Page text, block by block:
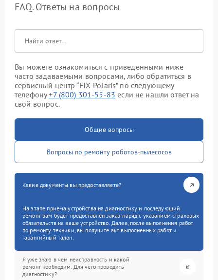
FAQ. Ответы на вопросы
Вы можете ознакомиться с приведенными ниже
часто задаваемыми вопросами, либо обратиться в
сервисный центр “FIX-Polaris” по следующему
телефону+7 (800) 301-55-83 если не нашли ответ на
свой вопрос.
Общие вопросы
Вопросы по ремонту роботов-пылесосов
Какие документы вы предоставляете?
На этапе приема устройства на диагностику и последующий
ремонт вам будет предоставлен заказ-наряд с указанием страховых
обязательств на ваше устройство. Далее, после выполнения работ
по ремонту техники, вы получите акт выполненных работ и
гарантийный талон.
Я уже знаю в чем неисправность и какой
ремонт необходим. Для чего проводить
диагностику?